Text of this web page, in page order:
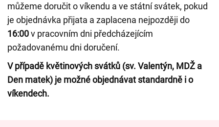
můžeme doručit o víkendu a ve státní svátek, pokud
je objednávka přijata a zaplacena nejpozději do
16:00v pracovním dni předcházejícím
požadovanému dni doručení.
V případě květinových svátků (sv. Valentýn, MDŽ a
Den matek) je možné objednávat standardně i o
víkendech.